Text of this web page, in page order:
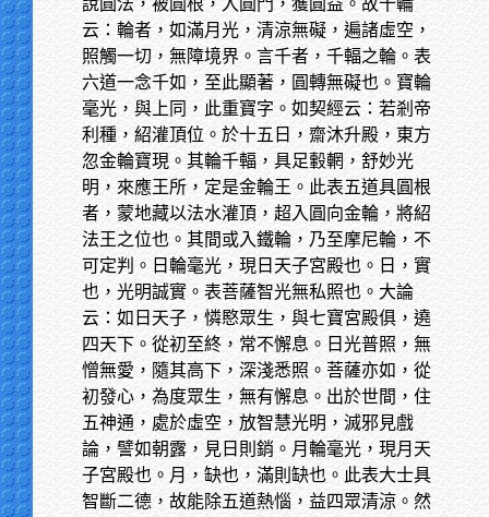
說圓法，被圓根，入圓門，獲圓益。故十輪
云：輪者，如滿月光，清涼無礙，遍諸虛空，
照觸一切，無障境界。言千者，千輻之輪。表
六道一念千如，至此顯著，圓轉無礙也。寶輪
毫光，與上同，此重寶字。如契經云：若剎帝
利種，紹灌頂位。於十五日，齋沐升殿，東方
忽金輪寶現。其輪千輻，具足轂輞，舒妙光
明，來應王所，定是金輪王。此表五道具圓根
者，蒙地藏以法水灌頂，超入圓向金輪，將紹
法王之位也。其間或入鐵輪，乃至摩尼輪，不
可定判。日輪毫光，現日天子宮殿也。日，實
也，光明誠實。表菩薩智光無私照也。大論
云：如日天子，憐愍眾生，與七寶宮殿俱，遶
四天下。從初至終，常不懈息。日光普照，無
憎無愛，隨其高下，深淺悉照。菩薩亦如，從
初發心，為度眾生，無有懈息。出於世間，住
五神通，處於虛空，放智慧光明，滅邪見戲
論，譬如朝露，見日則銷。月輪毫光，現月天
子宮殿也。月，缺也，滿則缺也。此表大士具
智斷二德，故能除五道熱惱，益四眾清涼。然